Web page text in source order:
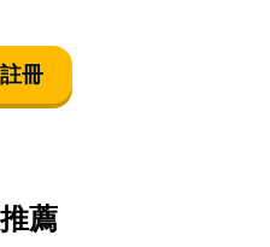
冊
薦